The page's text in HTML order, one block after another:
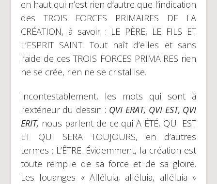
en haut qui n’est rien d’autre que l’indication
des TROIS FORCES PRIMAIRES DE LA
CRÉATION, à savoir : LE PÈRE, LE FILS ET
L’ESPRIT SAINT. Tout naît d’elles et sans
l’aide de ces TROIS FORCES PRIMAIRES rien
ne se crée, rien ne se cristallise.
Incontestablement, les mots qui sont à
l’extérieur du dessin : QVI ERAT, QVI EST, QVI
ERIT, nous parlent de ce qui A ÉTÉ, QUI EST
ET QUI SERA TOUJOURS, en d’autres
termes : L’ÊTRE. Évidemment, la création est
toute remplie de sa force et de sa gloire.
Les louanges « Alléluia, alléluia, alléluia »